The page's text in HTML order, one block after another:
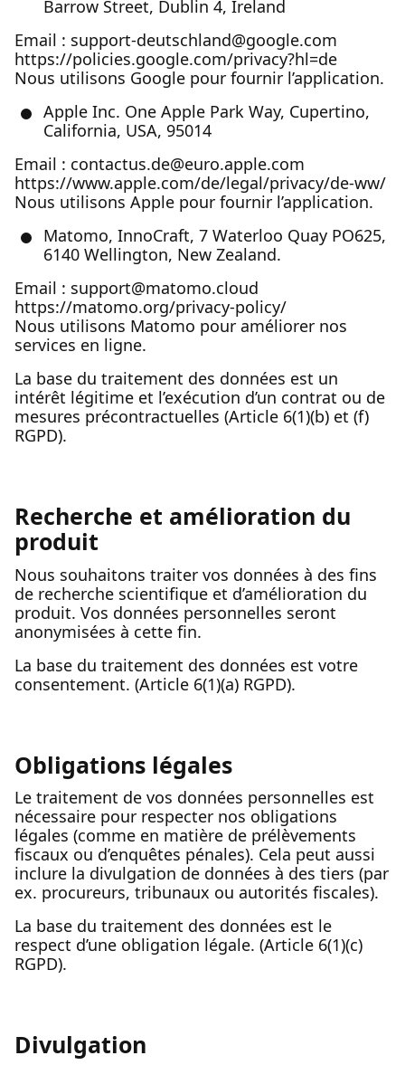
Barrow Street, Dublin 4, Ireland
Email : support-deutschland@google.com
https://policies.google.com/privacy?hl=de
Nous utilisons Google pour fournir l’application.
Apple Inc. One Apple Park Way, Cupertino,
California, USA, 95014
Email : contactus.de@euro.apple.com
https://www.apple.com/de/legal/privacy/de-ww/
Nous utilisons Apple pour fournir l’application.
Matomo, InnoCraft, 7 Waterloo Quay PO625,
6140 Wellington, New Zealand.
Email : support@matomo.cloud
https://matomo.org/privacy-policy/
Nous utilisons Matomo pour améliorer nos
services en ligne.
La base du traitement des données est un
intérêt légitime et l’exécution d’un contrat ou de
mesures précontractuelles (Article 6(1)(b) et (f)
RGPD).
Recherche et amélioration du
produit
Nous souhaitons traiter vos données à des fins
de recherche scientifique et d’amélioration du
produit. Vos données personnelles seront
anonymisées à cette fin.
La base du traitement des données est votre
consentement. (Article 6(1)(a) RGPD).
Obligations légales
Le traitement de vos données personnelles est
nécessaire pour respecter nos obligations
légales (comme en matière de prélèvements
fiscaux ou d’enquêtes pénales). Cela peut aussi
inclure la divulgation de données à des tiers (par
ex. procureurs, tribunaux ou autorités fiscales).
La base du traitement des données est le
respect d’une obligation légale. (Article 6(1)(c)
RGPD).
Divulgation